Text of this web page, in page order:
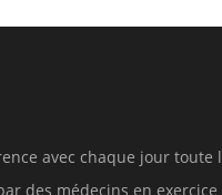
avec chaque jour toute
des médecins en exercice